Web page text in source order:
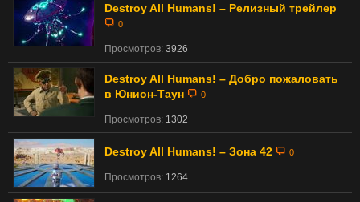
Destroy All Humans! – Релизный трейлер
0
Просмотров: 3926
Destroy All Humans! – Добро пожаловать
в Юнион-Таун
0
Просмотров: 1302
Destroy All Humans! – Зона 42 0
Просмотров: 1264